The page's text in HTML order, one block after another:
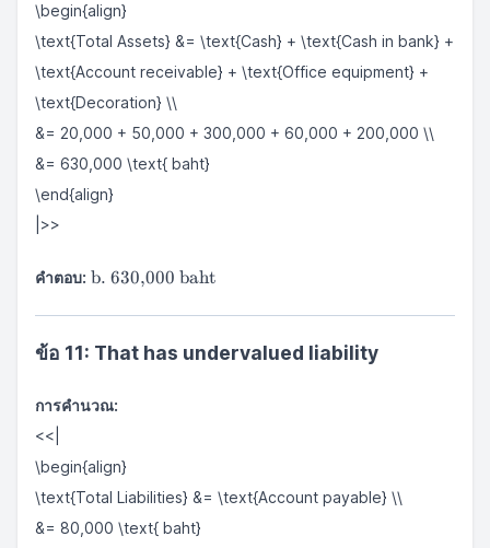
\begin{align}
\text{Total Assets} &= \text{Cash} + \text{Cash in bank} +
\text{Account receivable} + \text{Office equipment} +
\text{Decoration} \\
&= 20,000 + 50,000 + 300,000 + 60,000 + 200,000 \\
&= 630,000 \text{ baht}
\end{align}
|>>
คำตอบ: \text{b.
baht}
b. 630,000 baht
ข้อ 11: That has undervalued liability
การคำนวณ:
<<|
\begin{align}
\text{Total Liabilities} &= \text{Account payable} \\
&= 80,000 \text{ baht}